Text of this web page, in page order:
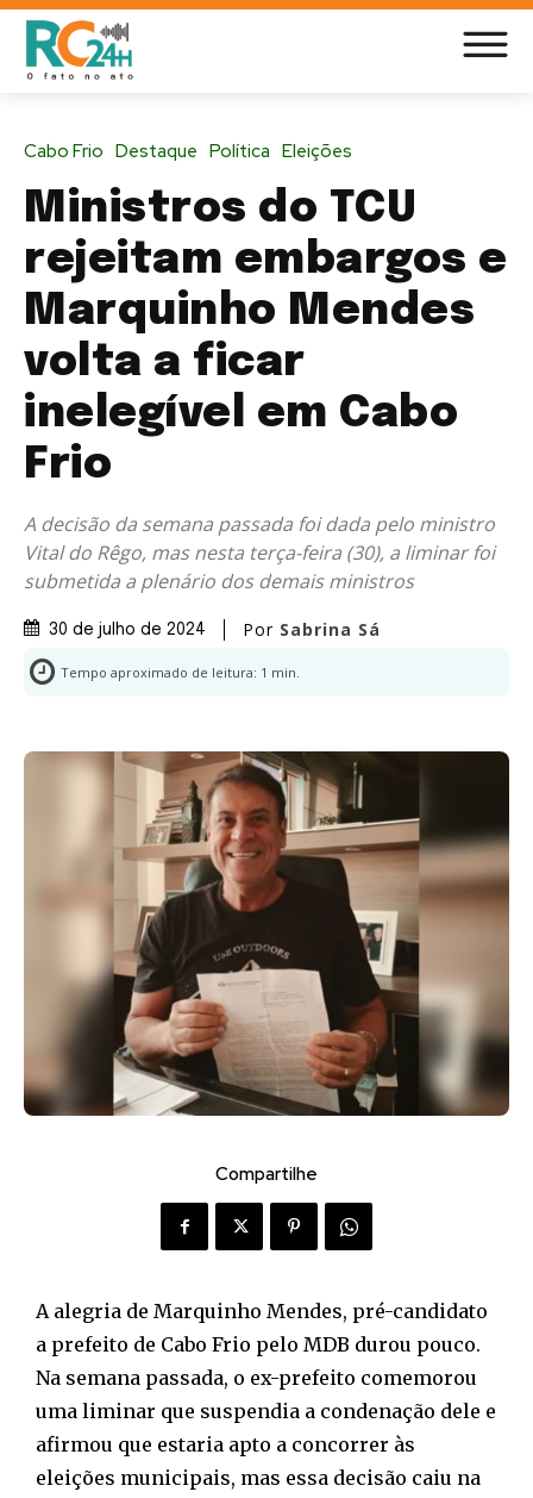
Cabo Frio Destaque Política Eleições
Ministros do TCU
rejeitam embargos e
Marquinho Mendes
volta a ficar
inelegível em Cabo
Frio
A decisão da semana passada foi dada pelo ministro
Vital do Rêgo, mas nesta terça-feira (30), a liminar foi
submetida a plenário dos demais ministros
30 de julho de 2024 Por Sabrina Sá
Tempo aproximado de leitura: 1 min.
Compartilhe
A alegria de Marquinho Mendes, pré-candidato
a prefeito de Cabo Frio pelo MDB durou pouco.
Na semana passada, o ex-prefeito comemorou
uma liminar que suspendia a condenação dele e
afirmou que estaria apto a concorrer às
eleições municipais, mas essa decisão caiu na